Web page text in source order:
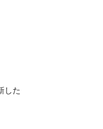
した